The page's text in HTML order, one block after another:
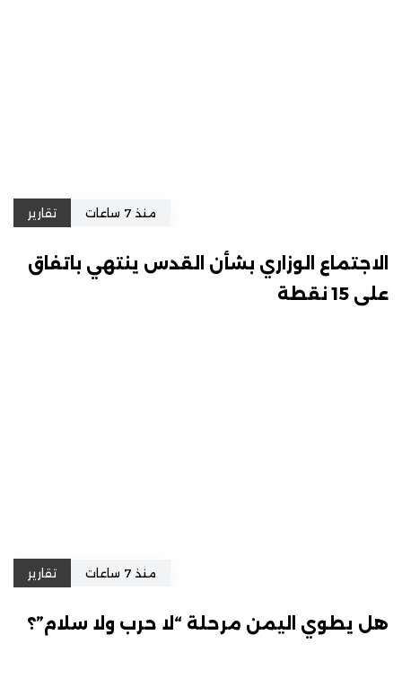
منذ 7 ساعات تقارير
الاجتماع الوزاري بشأن القدس ينتهي باتفاق
على 15 نقطة
منذ 7 ساعات تقارير
هل يطوي اليمن مرحلة “لا حرب ولا سلام”؟